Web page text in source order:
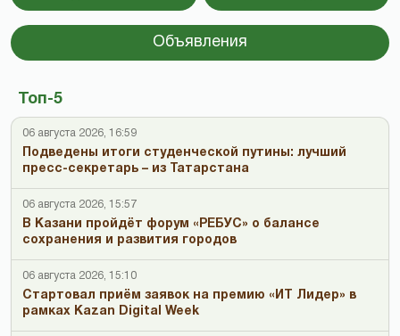
Объявления
Топ-5
06 августа 2026, 16:59
Подведены итоги студенческой путины: лучший
пресс-секретарь – из Татарстана
06 августа 2026, 15:57
В Казани пройдёт форум «РЕБУС» о балансе
сохранения и развития городов
06 августа 2026, 15:10
Стартовал приём заявок на премию «ИТ Лидер» в
рамках Kazan Digital Week